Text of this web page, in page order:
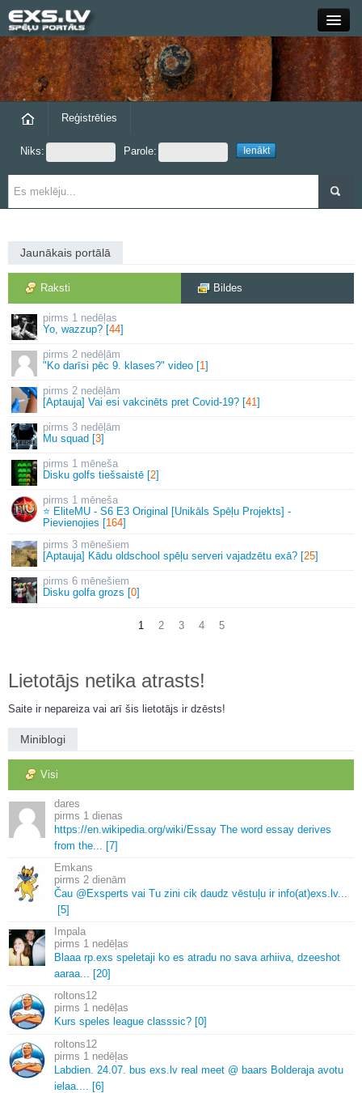
Close
Forums
Grupas
Reģistrēties
Niks: Parole:
Jaunākais portālā
Raksti Bildes
1 nedēļas
Yo, wazzup? [44]
2 nedēļām
"Ko darīsi pēc 9. klases?" video [1]
2 nedēļām
[Aptauja] Vai esi vakcinēts pret Covid-19? [41]
3 nedēļām
Mu squad [3]
1 mēneša
Disku golfs tiešsaistē [2]
1 mēneša
⭐ EliteMU - S6 E3 Original [Unikāls Spēļu Projekts] -
Pievienojies [164]
3 mēnešiem
[Aptauja] Kādu oldschool spēļu serveri vajadzētu exā? [25]
6 mēnešiem
Disku golfa grozs [0]
1 2 3 4 5
Lietotājs netika atrasts!
Saite ir nepareiza vai arī šis lietotājs ir dzēsts!
Miniblogi
Visi
dares
1 dienas
https://en. wikipedia. org/wiki/Essay The word essay derives
from the.
[7]
Emkans
2 dienām
Čau @Exsperts vai Tu zini cik daudz vēstuļu ir info(at)exs. lv.
[5]
Impala
1 nedēļas
Blaaa rp. exs speletaji ko es atradu no sava arhiiva, dzeeshot
aaraa.
[20]
roltons12
1 nedēļas
Kurs speles league classsic? [0]
roltons12
1 nedēļas
Labdien. 24. 07. bus exs. lv real meet @ baars Bolderaja avotu
ielaa.
[6]